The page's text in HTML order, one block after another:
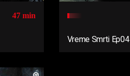
47 min
Vreme Smrti Ep04